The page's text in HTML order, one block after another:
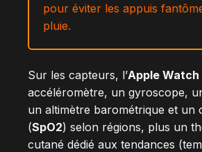
pour éviter les appuis
pluie.
Sur les capteurs, l’Apple Watch
accéléromètre, un gyroscope,
un altimètre barométrique et un
(SpO2) selon régions, plus un
cutané dédié aux tendances